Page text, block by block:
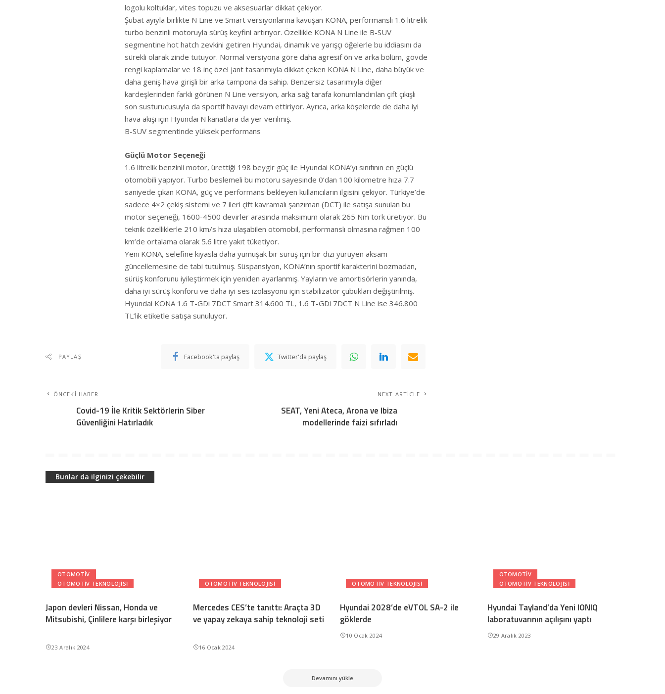
logolu koltuklar, vites topuzu ve aksesuarlar dikkat çekiyor.
Şubat ayıyla birlikte N Line ve Smart versiyonlarına kavuşan KONA, performanslı 1.6 litrelik
turbo benzinli motoruyla sürüş keyfini artırıyor. Özellikle KONA N Line ile B-SUV
segmentine hot hatch zevkini getiren Hyundai, dinamik ve yarışçı öğelerle bu iddiasını da
sürekli olarak zinde tutuyor. Normal versiyona göre daha agresif ön ve arka bölüm, gövde
rengi kaplamalar ve 18 inç özel jant tasarımıyla dikkat çeken KONA N Line, daha büyük ve
daha geniş hava girişli bir arka tampona da sahip. Benzersiz tasarımıyla diğer
kardeşlerinden farklı görünen N Line versiyon, arka sağ tarafa konumlandırılan çift çıkışlı
son susturucusuyla da sportif havayı devam ettiriyor. Ayrıca, arka köşelerde de daha iyi
hava akışı için Hyundai N kanatlara da yer verilmiş.
B-SUV segmentinde yüksek performans
Güçlü Motor Seçeneği
1.6 litrelik benzinli motor, ürettiği 198 beygir güç ile Hyundai KONA’yı sınıfının en güçlü
otomobili yapıyor. Turbo beslemeli bu motoru sayesinde 0’dan 100 kilometre hıza 7.7
saniyede çıkan KONA, güç ve performans bekleyen kullanıcıların ilgisini çekiyor. Türkiye’de
sadece 4×2 çekiş sistemi ve 7 ileri çift kavramalı şanzıman (DCT) ile satışa sunulan bu
motor seçeneği, 1600-4500 devirler arasında maksimum olarak 265 Nm tork üretiyor. Bu
teknik özelliklerle 210 km/s hıza ulaşabilen otomobil, performanslı olmasına rağmen 100
km’de ortalama olarak 5.6 litre yakıt tüketiyor.
Yeni KONA, selefine kıyasla daha yumuşak bir sürüş için bir dizi yürüyen aksam
güncellemesine de tabi tutulmuş. Süspansiyon, KONA’nın sportif karakterini bozmadan,
sürüş konforunu iyileştirmek için yeniden ayarlanmış. Yayların ve amortisörlerin yanında,
daha iyi sürüş konforu ve daha iyi ses izolasyonu için stabilizatör çubukları değiştirilmiş.
Hyundai KONA 1.6 T-GDi 7DCT Smart 314.600 TL, 1.6 T-GDi 7DCT N Line ise 346.800
TL’lik etiketle satışa sunuluyor.
PAYLAŞ Facebook'ta paylaş Twitter'da paylaş
ÖNCEKI HABER
Covid-19 İle Kritik Sektörlerin Siber
Güvenliğini Hatırladık
NEXT ARTICLE
SEAT, Yeni Ateca, Arona ve Ibiza
modellerinde faizi sıfırladı
Bunlar da ilginizi çekebilir
OTOMOTIV
OTOMOTIV TEKNOLOJISI
Japon devleri Nissan, Honda ve
Mitsubishi, Çinlilere karşı birleşiyor
23 Aralık 2024
OTOMOTIV TEKNOLOJISI
Mercedes CES’te tanıttı: Araçta 3D
ve yapay zekaya sahip teknoloji seti
16 Ocak 2024
OTOMOTIV TEKNOLOJISI
Hyundai 2028’de eVTOL SA-2 ile
göklerde
10 Ocak 2024
OTOMOTIV
OTOMOTIV TEKNOLOJISI
Hyundai Tayland’da Yeni IONIQ
laboratuvarının açılışını yaptı
29 Aralık 2023
Devamını yükle